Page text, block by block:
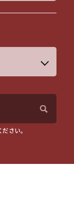
さい。